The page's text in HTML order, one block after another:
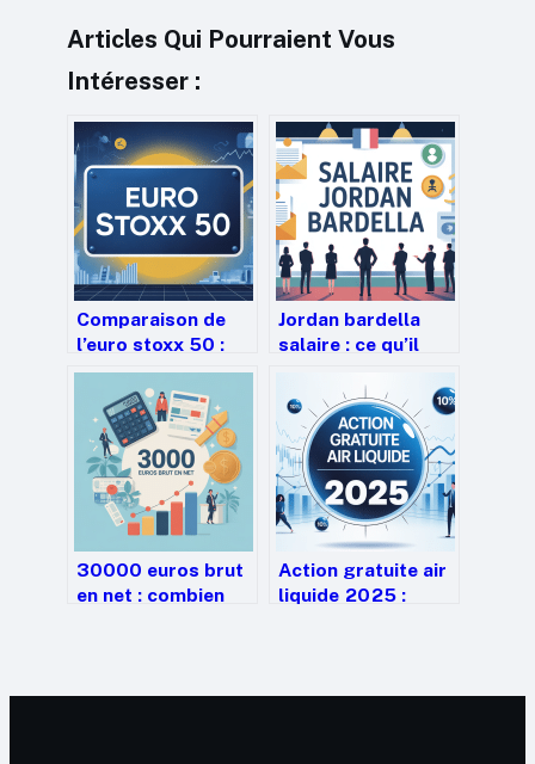
Articles Qui Pourraient Vous
Intéresser :
Comparaison de
l’euro stoxx 50 :
comprendre,
choisir, investir
Jordan bardella
salaire : ce qu’il
d’où vient son
revenu
30000 euros brut
en net : combien
Action gratuite air
liquide 2025 :
profiter